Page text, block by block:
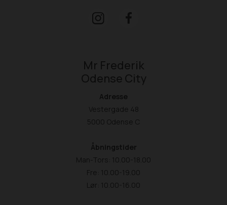
Mr Frederik
Odense City
Adresse
Vestergade 48
5000 Odense C
Åbningstider
Man-Tors: 10.00-18.00
Fre: 10.00-19.00
Lør: 10.00-16.00